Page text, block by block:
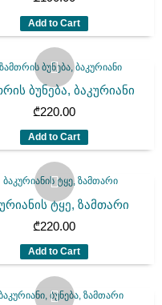
Add to Cart
ბუნება, ბაკურიანი
₾220.00
Add to Cart
ტყე, ზამთარი
₾220.00
Add to Cart